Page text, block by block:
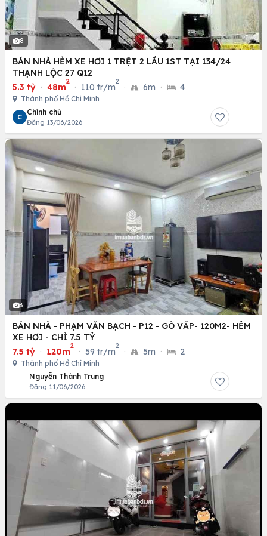
8
BÁN NHÀ HẺM XE HƠI 1 TRỆT 2 LẦU 1ST TẠI 134/24
THẠNH LỘC 27 Q12
5.3 tỷ · 48m
2
· 110 tr/m
2
· 6m · 4
Thành phố Hồ Chí Minh
C
Chính chủ
Đăng 13/06/2026
3
BÁN NHÀ - PHẠM VĂN BẠCH - P12 - GÒ VẤP- 120M2- HẺM
XE HƠI - CHỈ 7.5 TỶ
7.5 tỷ · 120m
2
· 59 tr/m
2
· 5m · 2
Thành phố Hồ Chí Minh
Nguyễn Thành Trung
Đăng 11/06/2026